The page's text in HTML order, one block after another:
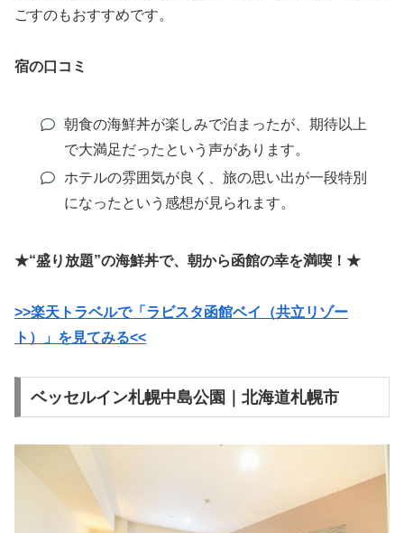
ごすのもおすすめです。
宿の口コミ
朝食の海鮮丼が楽しみで泊まったが、期待以上
で大満足だったという声があります。
ホテルの雰囲気が良く、旅の思い出が一段特別
になったという感想が見られます。
★“盛り放題”の海鮮丼で、朝から函館の幸を満喫！★
>>楽天トラベルで「ラビスタ函館ベイ（共立リゾー
ト）」を見てみる<<
ベッセルイン札幌中島公園｜北海道札幌市